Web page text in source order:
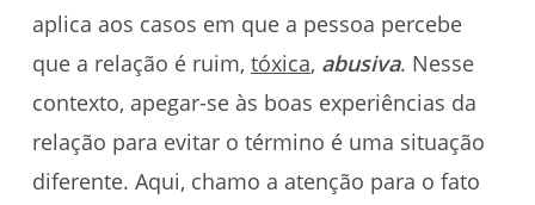
aplica aos casos em que a pessoa percebe
que a relação é ruim, tóxica, abusiva. Nesse
contexto, apegar-se às boas experiências da
relação para evitar o término é uma situação
diferente. Aqui, chamo a atenção para o fato